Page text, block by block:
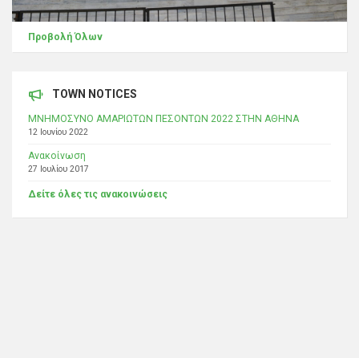
Προβολή Όλων
TOWN NOTICES
ΜΝΗΜΟΣΥΝΟ ΑΜΑΡΙΩΤΩΝ ΠΕΣΟΝΤΩΝ 2022 ΣΤΗΝ ΑΘΗΝΑ
12 Ιουνίου 2022
Ανακοίνωση
27 Ιουλίου 2017
Δείτε όλες τις ανακοινώσεις